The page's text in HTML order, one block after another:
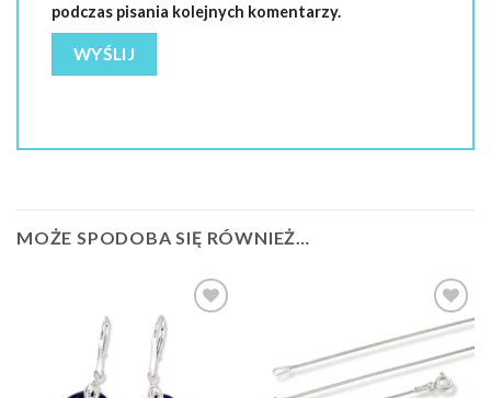
podczas pisania kolejnych komentarzy.
MOŻE SPODOBA SIĘ RÓWNIEŻ…
Dodaj do
ulubionych
Dodaj do
ulubionych
❤️